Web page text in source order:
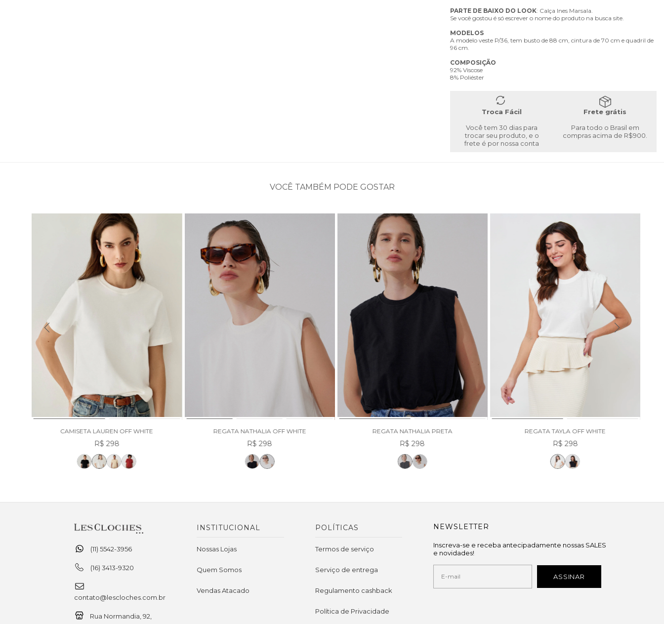
PARTE DE BAIXO DO LOOK: Calça Ines Marsala.
Se você gostou é só escrever o nome do produto na busca site.
MODELOS
A modelo veste P/36, tem busto de 88 cm, cintura de 70 cm e quadril de
96 cm.
COMPOSIÇÃO
92% Viscose
8% Poliéster
Troca Fácil
Você tem 30 dias para
trocar seu produto, e o
frete é por nossa conta
Frete grátis
Para todo o Brasil em
compras acima de R$900.
VOCÊ TAMBÉM PODE GOSTAR
CAMISETA LAUREN OFF WHITE
R$ 298
REGATA NATHALIA OFF WHITE
R$ 298
REGATA NATHALIA PRETA
R$ 298
REGATA TAYLA OFF WHITE
R$ 298
(11) 5542-3956
(16) 3413-9320
contato@lescloches.com.br
Rua Normandia, 92,
INSTITUCIONAL
Nossas Lojas
Quem Somos
Vendas Atacado
POLÍTICAS
Termos de serviço
Serviço de entrega
Regulamento cashback
Política de Privacidade
NEWSLETTER
Inscreva-se e receba antecipadamente nossas SALES
e novidades!